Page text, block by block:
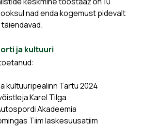
nad enda kogemust pidevalt
ja kultuuri
kultuuripealinn Tartu 2024
Karel Tilga
Akadeemia
Tiim laskesuusatiim